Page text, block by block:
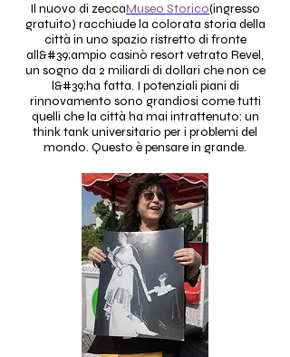
Il nuovo di zeccaMuseo Storico(ingresso
gratuito) racchiude la colorata storia della
città in uno spazio ristretto di fronte
all&#39;ampio casinò resort vetrato Revel,
un sogno da 2 miliardi di dollari che non ce
l&#39;ha fatta. I potenziali piani di
rinnovamento sono grandiosi come tutti
quelli che la città ha mai intrattenuto: un
think tank universitario per i problemi del
mondo. Questo è pensare in grande.